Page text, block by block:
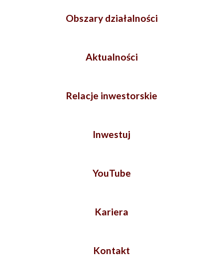
Obszary działalności
Aktualności
Relacje inwestorskie
Inwestuj
YouTube
Kariera
Kontakt